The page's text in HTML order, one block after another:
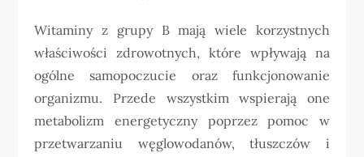
Witaminy z grupy B mają wiele korzystnych
właściwości zdrowotnych, które wpływają na
ogólne samopoczucie oraz funkcjonowanie
organizmu. Przede wszystkim wspierają one
metabolizm energetyczny poprzez pomoc w
przetwarzaniu węglowodanów, tłuszczów i